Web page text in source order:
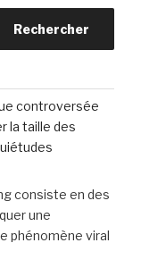
Rechercher
controversée
la taille des
consiste en des
une
phénomène viral